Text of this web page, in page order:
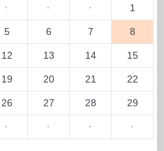
· · · 1
5 6 7 8
12 13 14 15
19 20 21 22
26 27 28 29
· · · ·